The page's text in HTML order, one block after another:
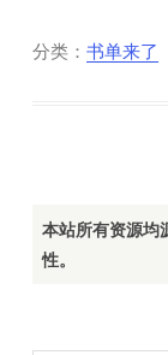
分类：书单来了
本站所有资源均
性。